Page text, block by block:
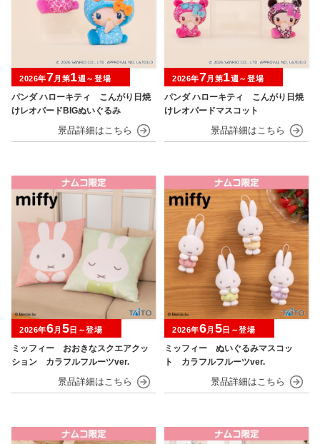
パンダ ハローキティ こんがり日焼
けレオパードBIGぬいぐるみ
2026年7月第1週～登場
パンダ ハローキティ こんがり日焼
けレオパードマスコット
2026年7月第1週～登場
ミッフィー おおきなスクエアクッ
ション カラフルフルーツver.
2026年6月 5日～登場
ミッフィー ぬいぐるみマスコッ
ト カラフルフルーツver.
2026年6月 5日～登場